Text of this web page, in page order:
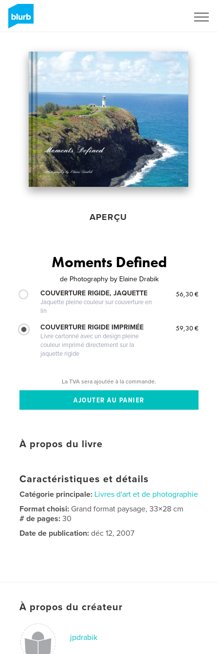
APERÇU
Moments Defined
de Photography by Elaine Drabik
COUVERTURE RIGIDE, JAQUETTE
Jaquette pleine couleur sur couverture en
lin
56,30 €
COUVERTURE RIGIDE IMPRIMÉE
Livre cartonné avec un design pleine
couleur imprimé directement sur la
jaquette rigide
59,30 €
La TVA sera ajoutée à la commande.
À propos du livre
Caractéristiques et détails
Catégorie principale: Livres d'art et de photographie
Format choisi: Grand format paysage, 33×28 cm
# de pages:30
Date de publication: déc 12, 2007
À propos du créateur
jpdrabik